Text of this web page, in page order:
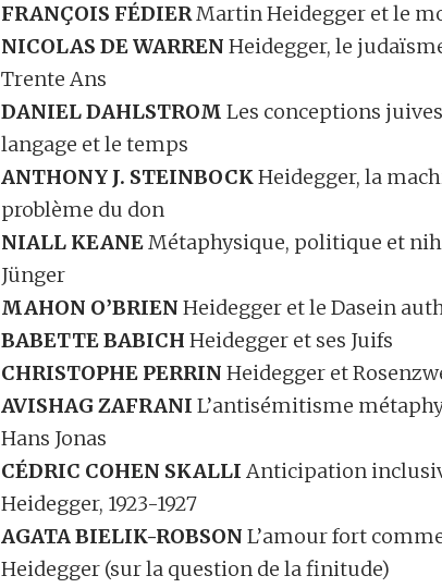
FRANÇOIS FÉDIERMartin Heidegger et le
NICOLAS DE WARREN Heidegger, le
Trente Ans
DANIEL DAHLSTROM Les conceptions
langage et le temps
ANTHONY J. STEINBOCKHeidegger, la
problème du don
NIALL KEANEMétaphysique, politique et
Jünger
MAHON O’BRIEN Heidegger et le Dasein
BABETTE BABICH Heidegger et ses Juifs
CHRISTOPHE PERRIN Heidegger et
AVISHAG ZAFRANI L’antisémitisme
Hans Jonas
CÉDRIC COHEN SKALLI Anticipation
Heidegger, 1923-1927
AGATA BIELIK-ROBSON L’amour fort
Heidegger (sur la question de la finitude)